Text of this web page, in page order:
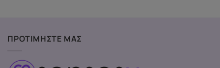
ΠΡΟΤΙΜΗΣΤΕ ΜΑΣ